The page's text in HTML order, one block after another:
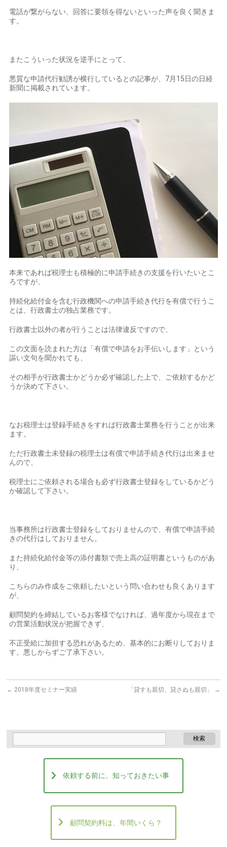
電話が繋がらない、回答に要領を得ないといった声を良く聞きま
す。
またこういった状況を逆手にとって、
悪質な申請代行勧誘が横行しているとの記事が、7月15日の日経
新聞に掲載されています。
本来であれば税理士も積極的に申請手続きの支援を行いたいとこ
ろですが、
持続化給付金を含む行政機関への申請手続き代行を有償で行うこ
とは、行政書士の独占業務です。
行政書士以外の者が行うことは法律違反ですので、
この文面を読まれた方は「有償で申請をお手伝いします」という
謳い文句を聞かれても、
その相手が行政書士かどうか必ず確認した上で、ご依頼するかど
うか決めて下さい。
なお税理士は登録手続きをすれば行政書士業務を行うことが出来
ます。
ただ行政書士未登録の税理士は有償で申請手続き代行は出来ませ
んので、
税理士にご依頼される場合も必ず行政書士登録をしているかどう
か確認して下さい。
当事務所は行政書士登録をしておりませんので、有償で申請手続
きの代行はしておりません。
また持続化給付金等の添付書類で売上高の証明書というものがあ
り、
こちらのみ作成をご依頼したいという問い合わせも良くあります
が、
顧問契約を締結しているお客様でなければ、過年度から現在まで
の営業活動状況が把握できず、
不正受給に加担する恐れがあるため、基本的にお断りしておりま
す。悪しからずご了承下さい。
← 2018年度セミナー実績 「貸すも親切、貸さぬも親切」 →
依頼する前に、知っておきたい事
顧問契約料は、年間いくら？